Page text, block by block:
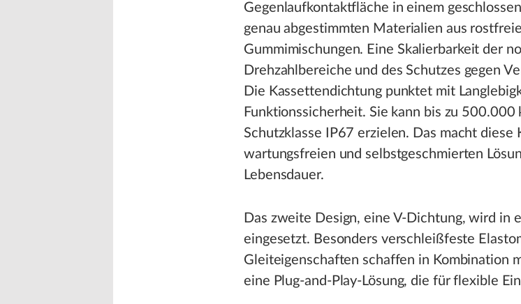
Gegenlaufkontaktfläche in einem
genau abgestimmten Materialien aus
Gummimischungen. Eine Skalierbarkeit der
Drehzahlbereiche und des Schutzes gegen
Die Kassettendichtung punktet mit
Funktionssicherheit. Sie kann bis zu 500.000
Schutzklasse IP67 erzielen. Das macht diese
wartungsfreien und selbstgeschmierten
Lebensdauer.
Das zweite Design, eine V-Dichtung, wird in
eingesetzt. Besonders verschleißfeste
Gleiteigenschaften schaffen in Kombination
eine Plug-and-Play-Lösung, die für flexible